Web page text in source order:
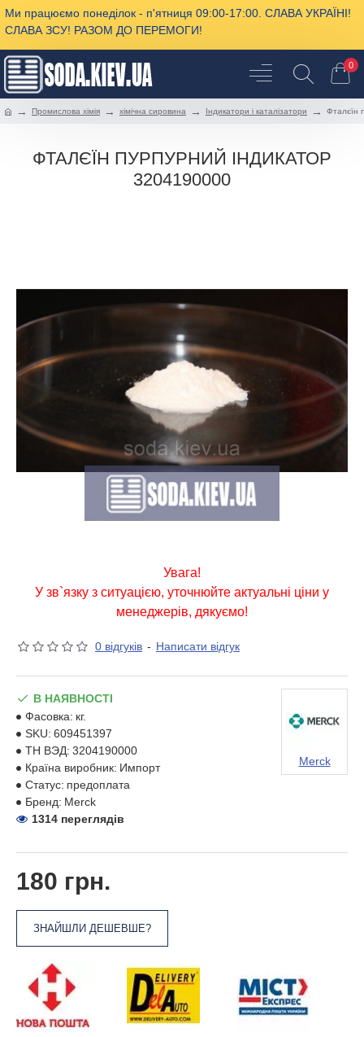
Ми працюємо понеділок - п'ятниця 09:00-17:00. СЛАВА УКРАЇНІ!
СЛАВА ЗСУ! РАЗОМ ДО ПЕРЕМОГИ!
0
Промислова хімія хімічна сировина Індикатори і каталізатори Фталєїн
ФТАЛЄЇН ПУРПУРНИЙ ІНДИКАТОР
3204190000
Увага!
У зв`язку з ситуацією, уточнюйте актуальні ціни у
менеджерів, дякуємо!
0 відгуків - Написати відгук
180 грн.
ЗНАЙШЛИ ДЕШЕВШЕ?
В НАЯВНОСТІ
Фасовка: кг.
SKU: 609451397
ТН ВЭД: 3204190000
Країна виробник: Импорт
Статус: предоплата
Бренд: Merck
Merck
1314 переглядів